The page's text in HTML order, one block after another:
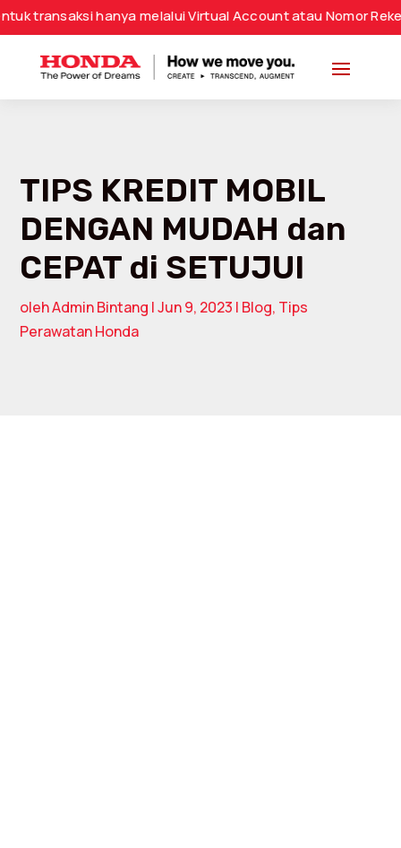
hanya melalui Virtual Account atau Nomor Rekening
TIPS KREDIT MOBIL
DENGAN MUDAH dan
CEPAT di SETUJUI
olehAdmin Bintang |Jun 9, 2023 | Blog, Tips
Perawatan Honda